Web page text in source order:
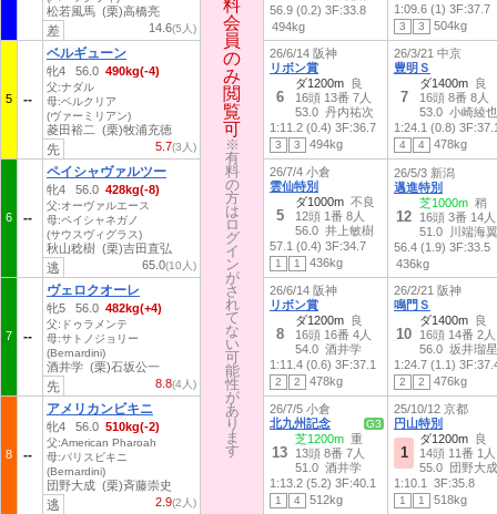
料
会
員
の
み
閲
覧
可
※
有
料
の
方
は
ロ
グ
イ
ン
が
さ
れ
て
な
い
可
能
性
が
あ
り
ま
す
松若風馬 (栗)高橋亮
14.6(5人)
差
5
ベルギューン
牝4 56.0 490kg(-4)
父:ナダル
母:ベルクリア
(ヴァーミリアン)
菱田裕二 (栗)牧浦充徳
5.7(3人)
先
6
ペイシャヴァルツー
牝4 56.0 428kg(-8)
父:オーヴァルエース
母:ペイシャネガノ
(サウスヴィグラス)
秋山稔樹 (栗)吉田直弘
65.0(10人)
逃
7
ヴェロクオーレ
牝5 56.0 482kg(+4)
父:ドゥラメンテ
母:サトノジョリー
(Bernardini)
酒井学 (栗)石坂公一
8.8(4人)
先
8
アメリカンビキニ
牝4 56.0 510kg(-2)
父:American Pharoah
母:パリスビキニ
(Bernardini)
団野大成 (栗)斉藤崇史
2.9(2人)
逃
料
会
員
の
み
閲
覧
可
※
有
料
の
方
は
ロ
グ
イ
ン
が
さ
れ
て
な
い
可
能
性
が
あ
り
ま
す
56.9 (0.2) 3F:33.8
494kg
1:09.6 (1) 3F:37.7
3 3 504kg
26/6/14 阪神
リボン賞
6
ダ1200m 良
16頭 13番 7人
53.0 丹内祐次
1:11.2 (0.4) 3F:36.7
3 3 494kg
26/3/21 中京
豊明Ｓ
7
ダ1400m 良
16頭 8番 8人
53.0 小崎綾也
1:24.1 (0.8)
4 4 478kg
26/7/4 小倉
雲仙特別
5
ダ1000m 不良
12頭 1番 8人
56.0 井上敏樹
57.1 (0.4) 3F:34.7
1 1 436kg
26/5/3 新潟
邁進特別
12
芝1000m 稍
16頭 3番 14人
51.0 川端海翼
56.4 (1.9) 3F:33.5
436kg
26/6/14 阪神
リボン賞
8
ダ1200m 良
16頭 16番 4人
54.0 酒井学
1:11.4 (0.6) 3F:37.1
2 2 478kg
26/2/21 阪神
鳴門Ｓ
10
ダ1400m 良
16頭 14番 2人
56.0 坂井瑠星
1:24.7 (1.1)
2 2 476kg
26/7/5 小倉
北九州記念
G3
13
芝1200m 重
13頭 8番 7人
51.0 酒井学
1:13.2 (5.2) 3F:40.1
1 4 512kg
25/10/12 京都
円山特別
1
ダ1200m 良
14頭 11番 1人
55.0 団野大成
1:10.1
3F:35.8
1 1 518kg